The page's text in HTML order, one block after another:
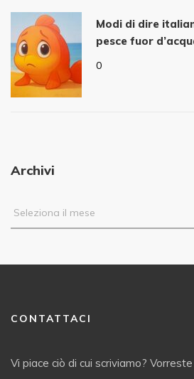
Modi di dire
pesce fuor
0
Archivi
CONTATTACI
Vi piace ciò di cui scriviamo?